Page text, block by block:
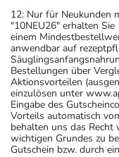
12: Nur für Neukunden
"10NEU26" erhalten
einem
anwendbar auf
Bestellungen über
Aktionsvorteilen
einzulösen unter
Eingabe des
Vorteils automatisch
behalten uns das Recht
wichtigen Grundes zu
Gutschein bzw. durch